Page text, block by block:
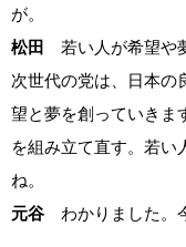
が。
松田 若い人が希望や
次世代の党は、日本の
望と夢を創っていきま
を組み立て直す。若い
ね。
元谷 わかりました。